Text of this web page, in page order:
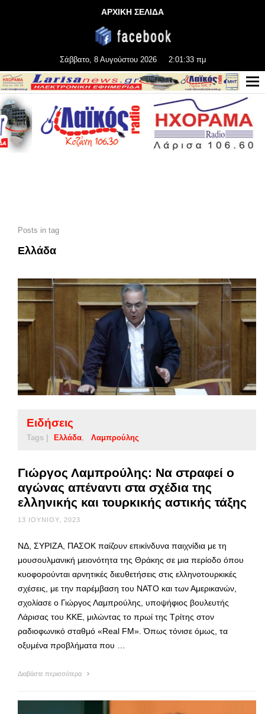
ΑΡΧΙΚΗ ΣΕΛΙΔΑ
Σάββατο, 8 Αυγούστου 2026 2:01:35 πμ
Posts in tag
Ελλάδα
Ειδήσεις
Tags | Ελλάδα Λαμπρούλης
Γιώργος Λαμπρούλης: Να στραφεί ο
αγώνας απέναντι στα σχέδια της
ελληνικής και τουρκικής αστικής τάξης
13 ΙΟΥΝΊΟΥ, 2023
ΝΔ, ΣΥΡΙΖΑ, ΠΑΣΟΚ παίζουν επικίνδυνα παιχνίδια με τη
μουσουλμανική μειονότητα της Θράκης σε μια περίοδο όπου
κυοφορούνται αρνητικές διευθετήσεις στις ελληνοτουρκικές
σχέσεις, με την παρέμβαση του ΝΑΤΟ και των Αμερικανών,
σχολίασε ο Γιώργος Λαμπρούλης, υποψήφιος βουλευτής
Λάρισας του ΚΚΕ, μιλώντας το πρωί της Τρίτης στον
ραδιοφωνικό σταθμό «Real FM». Όπως τόνισε όμως, τα
οξυμένα προβλήματα που …
Διαβάστε περισσότερα